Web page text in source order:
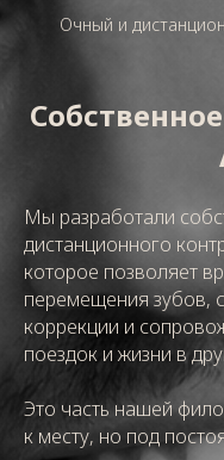
Очный и
Мы разработали
дистанционного
которое позволяет
перемещения зубов,
коррекции и
поездок и жизни в
Это часть нашей
к месту, но под